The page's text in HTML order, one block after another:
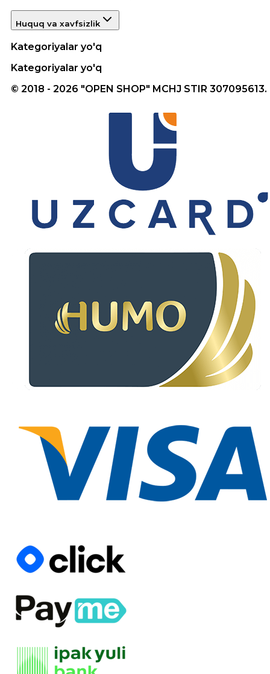
Huquq va xavfsizlik
Kategoriyalar yo'q
Kategoriyalar yo'q
© 2018 - 2026 "OPEN SHOP" MCHJ STIR 307095613.